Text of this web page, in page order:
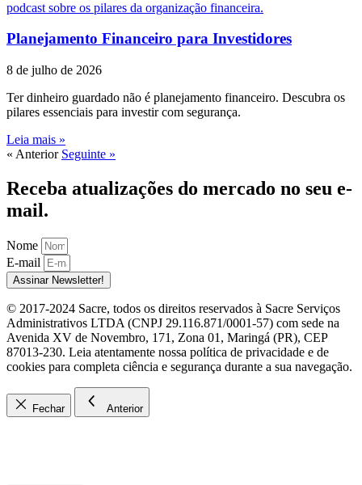
Planejamento Financeiro para Investidores
8 de julho de 2026
Ter dinheiro guardado não é planejamento financeiro. Descubra os
pilares essenciais para investir com segurança.
Leia mais »
« Anterior Seguinte »
Receba atualizações do mercado no seu e-
mail.
Nome
E-mail
Assinar Newsletter!
© 2017-2024 Sacre, todos os direitos reservados à Sacre Serviços
Administrativos LTDA (CNPJ 29.116.871/0001-57) com sede na
Avenida XV de Novembro, 171, Zona 01, Maringá (PR), CEP
87013-230. Leia atentamente nossa política de privacidade e de
cookies para completa ciência e segurança durante a sua navegação.
Fechar Anterior